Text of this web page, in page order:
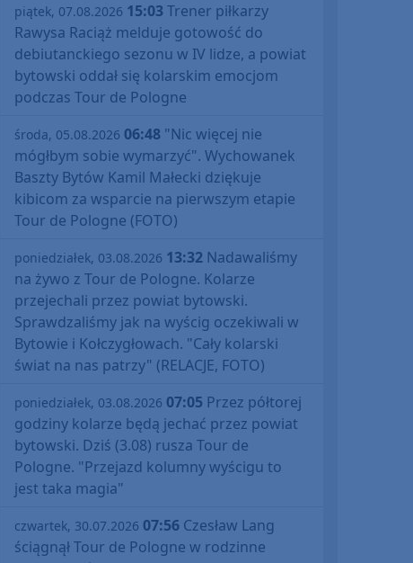
piątek, 07.08.2026 15:03Trener piłkarzy
Rawysa Raciąż melduje gotowość do
debiutanckiego sezonu w IV lidze, a powiat
bytowski oddał się kolarskim emocjom
podczas Tour de Pologne
środa, 05.08.2026 06:48 "Nic więcej nie
mógłbym sobie wymarzyć". Wychowanek
Baszty Bytów Kamil Małecki dziękuje
kibicom za wsparcie na pierwszym etapie
Tour de Pologne (FOTO)
poniedziałek, 03.08.2026 13:32 Nadawaliśmy
na żywo z Tour de Pologne. Kolarze
przejechali przez powiat bytowski.
Sprawdzaliśmy jak na wyścig oczekiwali w
Bytowie i Kołczygłowach. "Cały kolarski
świat na nas patrzy" (RELACJE, FOTO)
poniedziałek, 03.08.2026 07:05 Przez półtorej
godziny kolarze będą jechać przez powiat
bytowski. Dziś (3.08) rusza Tour de
Pologne. "Przejazd kolumny wyścigu to
jest taka magia"
czwartek, 30.07.2026 07:56 Czesław Lang
ściągnął Tour de Pologne w rodzinne